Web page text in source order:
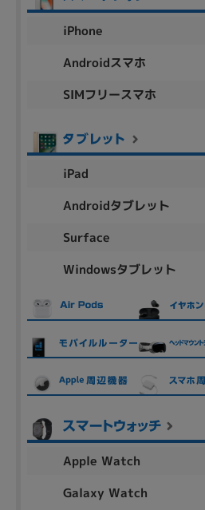
iPhone
Androidスマホ
SIMフリースマホ
iPad
Androidタブレット
Surface
Windowsタブレット
Apple Watch
Galaxy Watch
商品シリーズ名・ブランド名の絞り込み。
aspire Inspiron
商品の搭載機能による絞り込み
Webカメラ内蔵
ランク
商品状態の絞り込み
新品/未使用 中古 新品